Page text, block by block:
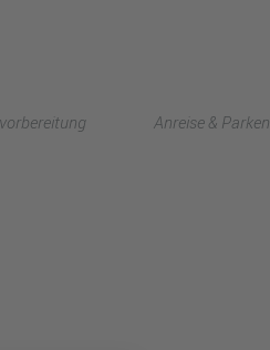
Anreise & Parken